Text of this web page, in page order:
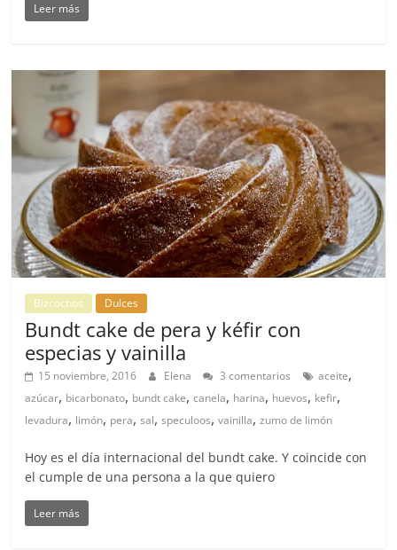
Leer más
Bizcochos Dulces
Bundt cake de pera y kéfir con
especias y vainilla
15 noviembre, 2016 Elena 3 comentarios aceite,
azúcar, bicarbonato, bundt cake,canela, harina, huevos, kefir,
levadura, limón, pera,sal,speculoos,vainilla,zumo de limón
Hoy es el día internacional del bundt cake. Y coincide con
el cumple de una persona a la que quiero
Leer más